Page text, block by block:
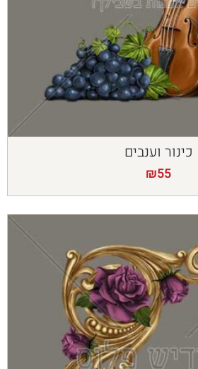
כינור וענבים
₪55